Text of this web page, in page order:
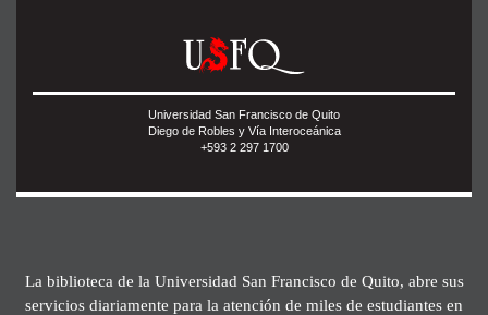
Universidad San Francisco de Quito
Diego de Robles y Vía Interoceánica
+593 2 297 1700
La biblioteca de la Universidad San Francisco de Quito, abre sus
servicios diariamente para la atención de miles de estudiantes en